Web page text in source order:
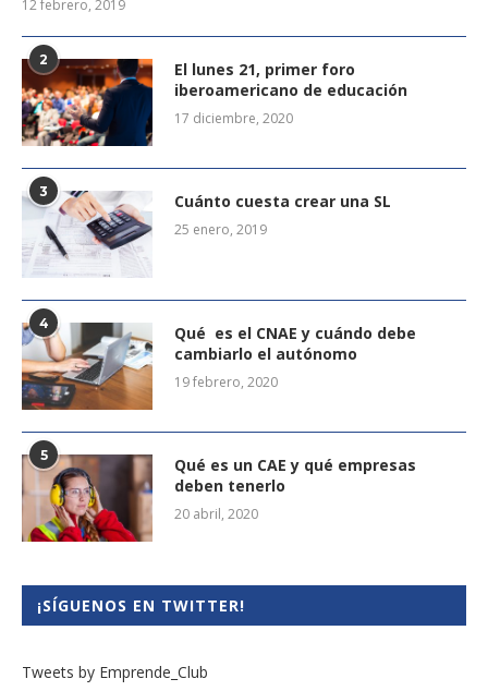
12 febrero, 2019
2
El lunes 21, primer foro
iberoamericano de educación
17 diciembre, 2020
3 Cuánto cuesta crear una SL
25 enero, 2019
4
Qué es el CNAE y cuándo debe
cambiarlo el autónomo
19 febrero, 2020
5
Qué es un CAE y qué empresas
deben tenerlo
20 abril, 2020
¡SÍGUENOS EN TWITTER!
Tweets by Emprende_Club